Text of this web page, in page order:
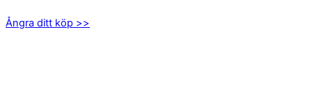
Ångra ditt köp >>